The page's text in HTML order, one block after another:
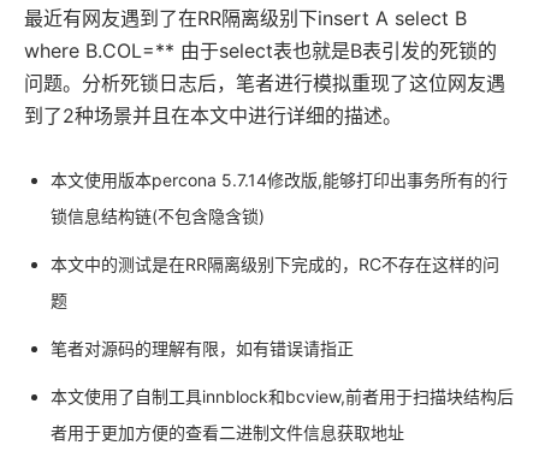
最近有网友遇到了在RR隔离级别下insert A select B
where B.COL=** 由于select表也就是B表引发的死锁的
问题。分析死锁日志后，笔者进行模拟重现了这位网友遇
到了2种场景并且在本文中进行详细的描述。
本文使用版本percona 5.7.14修改版,能够打印出事务所有的行
锁信息结构链(不包含隐含锁)
本文中的测试是在RR隔离级别下完成的，RC不存在这样的问
题
笔者对源码的理解有限，如有错误请指正
本文使用了自制工具innblock和bcview,前者用于扫描块结构后
者用于更加方便的查看二进制文件信息获取地址